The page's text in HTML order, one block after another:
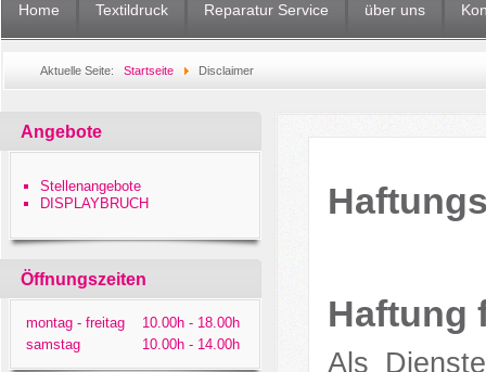
Home Textildruck Reparatur Service über uns
Aktuelle Seite:Startseite Disclaimer
Angebote
Stellenangebote
DISPLAYBRUCH
Öffnungszeiten
montag - freitag
10.00h - 18.00h
samstag
10.00h - 14.00h
Haftung
Als